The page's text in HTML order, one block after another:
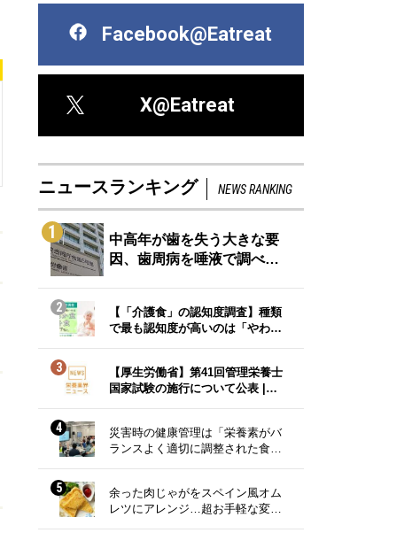
Facebook@Eatreat
X@Eatreat
ニュースランキング NEWS RANKING
1
中高年が歯を失う大きな要
因、歯周病を唾液で調べ…
2
【「介護食」の認知度調査】種類
で最も認知度が高いのは「やわ…
3
【厚生労働省】第41回管理栄養士
国家試験の施行について公表 |…
4
災害時の健康管理は「栄養素がバ
ランスよく適切に調整された食…
5
余った肉じゃがをスペイン風オム
レツにアレンジ…超お手軽な変…